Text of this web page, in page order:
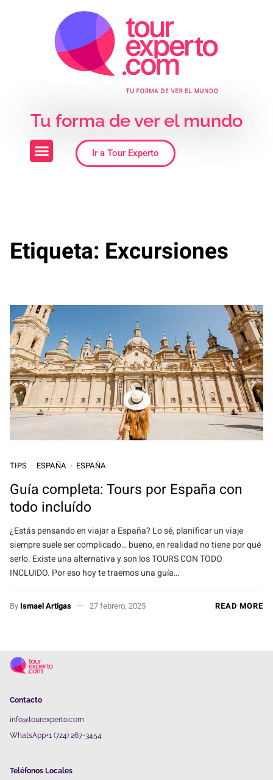
Tu forma de ver el mundo
Ir a Tour Experto
Etiqueta: Excursiones
TIPS ESPAÑA ESPAÑA
Guía completa: Tours por España con
todo incluído
¿Estás pensando en viajar a España? Lo sé, planificar un viaje
siempre suele ser complicado… bueno, en realidad no tiene por qué
serlo. Existe una alternativa y son los TOURS CON TODO
INCLUIDO. Por eso hoy te traemos una guía…
By Ismael Artigas 27 febrero, 2025 READ MORE
Contacto
info@tourexperto.com
WhatsApp+1 (724) 267-3454
Teléfonos Locales